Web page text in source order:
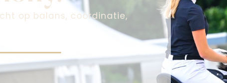
op balans, coördinatie,